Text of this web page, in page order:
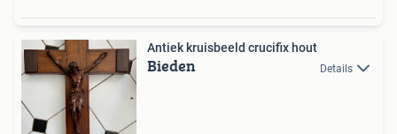
Antiek kruisbeeld crucifix hout
Bieden Details